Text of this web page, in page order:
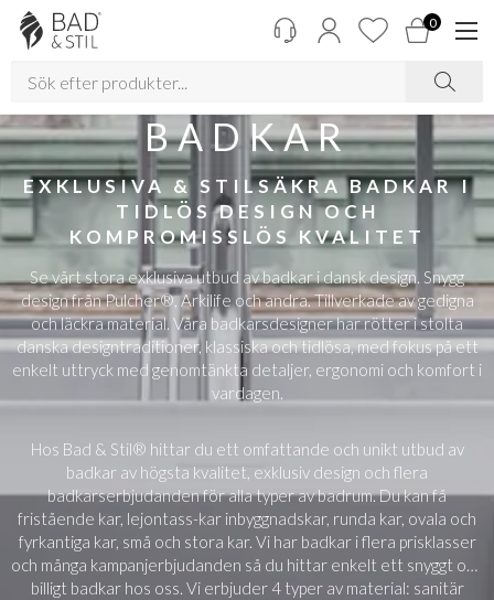
0
BADKAR
EXKLUSIVA & STILSÄKRA BADKAR I
TIDLÖS DESIGN OCH
KOMPROMISSLÖS KVALITET
Se vårt stora exklusiva utbud av badkar i dansk design. Snygg
design från Pulcher®, Arkilife och andra. Tillverkade av gedigna
och läckra material. Våra badkarsdesigner har rötter i stolta
danska designtraditioner, klassiska och tidlösa, med fokus på ett
enkelt uttryck med genomtänkta detaljer, ergonomi och komfort i
vardagen.
Hos Bad & Stil® hittar du ett omfattande och unikt utbud av
badkar av högsta kvalitet, exklusiv design och flera
badkarserbjudanden för alla typer av badrum. Du kan få
fristående kar, lejontass-kar inbyggnadskar, runda kar, ovala och
fyrkantiga kar, små och stora kar. Vi har badkar i flera prisklasser
och många kampanjerbjudanden så du hittar enkelt ett snyggt och
billigt badkar hos oss. Vi erbjuder 4 typer av material: sanitär